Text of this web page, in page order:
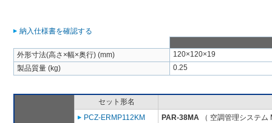
納入仕様書を確認する
外形寸法(高さ×幅×奥行) (mm)
120×120×19
製品質量 (kg)
0.25
セット形名
PCZ-ERMP112KM
PAR-38MA （ 空調管理システム